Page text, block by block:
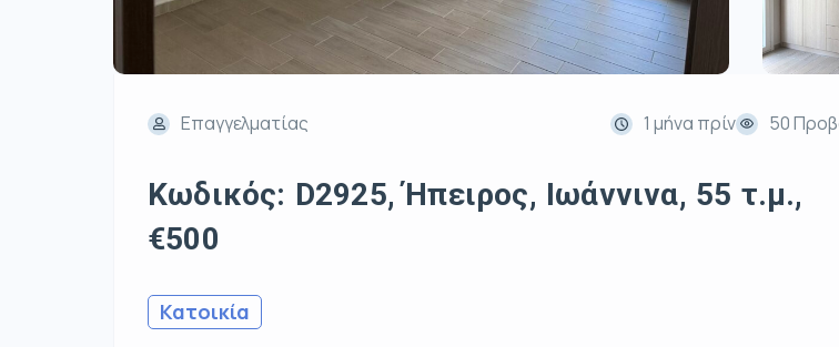
Επαγγελματίας 1 μήνα πρίν 50
Κωδικός: D2925, Ήπειρος, Ιωάννινα, 55 τ.μ.,
€500
Κατοικία